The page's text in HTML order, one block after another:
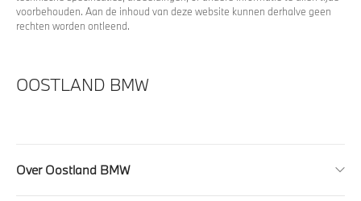
voorbehouden. Aan de inhoud van deze website kunnen derhalve geen
rechten worden ontleend.
OOSTLAND BMW
Over Oostland BMW